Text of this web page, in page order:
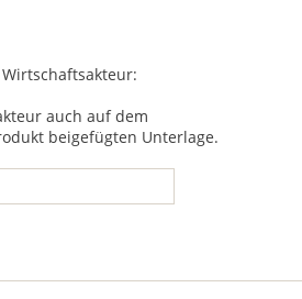
auch auf dem
beigefügten Unterlage.